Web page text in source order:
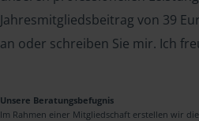
Jahresmitgliedsbeitrag von 39
an oder schreiben Sie mir. Ich
Unsere Beratungsbefugnis
Im Rahmen einer Mitgliedschaft erstellen wir